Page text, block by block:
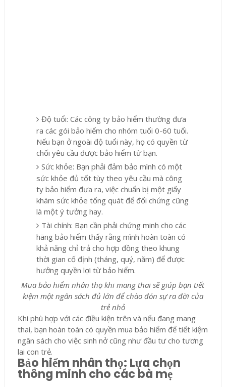
Độ tuổi: Các công ty bảo hiểm thường đưa
ra các gói bảo hiểm cho nhóm tuổi 0-60 tuổi.
Nếu bạn ở ngoài độ tuổi này, họ có quyền từ
chối yêu cầu được bảo hiểm từ bạn.
Sức khỏe: Bạn phải đảm bảo mình có một
sức khỏe đủ tốt tùy theo yêu cầu mà công
ty bảo hiểm đưa ra, việc chuẩn bị một giấy
khám sức khỏe tổng quát để đối chứng cũng
là một ý tưởng hay.
Tài chính: Bạn cần phải chứng minh cho các
hãng bảo hiểm thấy rằng mình hoàn toàn có
khả năng chỉ trả cho hợp đồng theo khung
thời gian cố định (tháng, quý, năm) để được
hưởng quyền lợi từ bảo hiểm.
Mua bảo hiểm nhân thọ khi mang thai sẽ giúp bạn tiết
kiệm một ngân sách đủ lớn để chào đón sự ra đời của
trẻ nhỏ
Khi phù hợp với các điều kiện trên và nếu đang mang
thai, bạn hoàn toàn có quyền mua bảo hiểm để tiết kiệm
ngân sách cho việc sinh nở cũng như đầu tư cho tương
lai con trẻ.
Bảo hiểm nhân thọ: Lựa chọn
thông minh cho các bà mẹ